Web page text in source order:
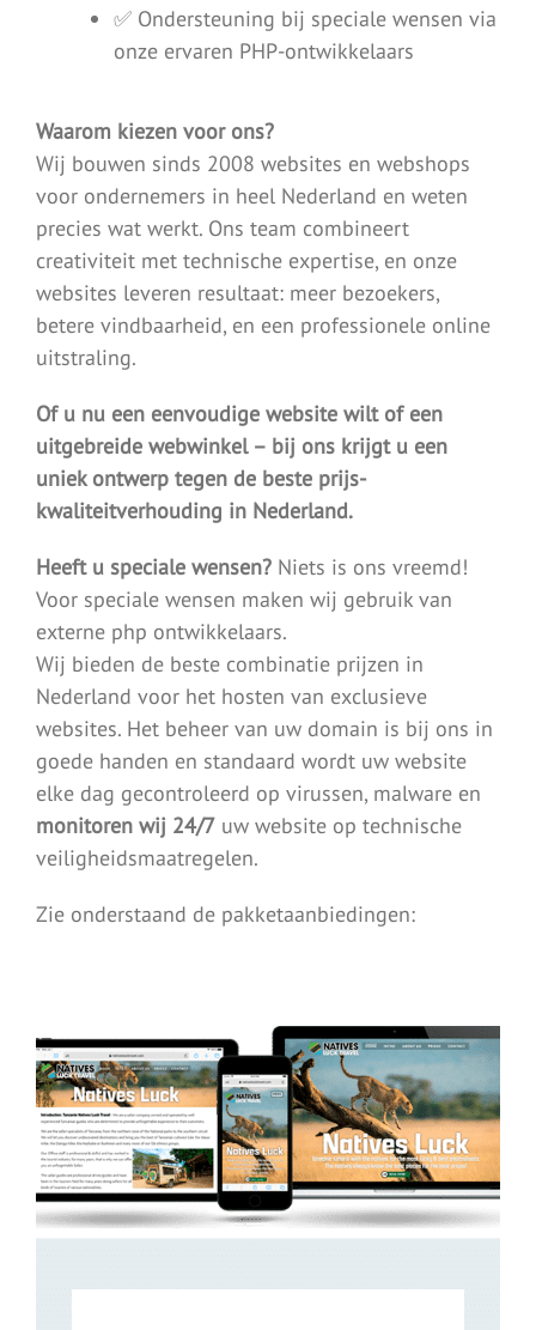
✅ Ondersteuning bij speciale wensen via
onze ervaren PHP-ontwikkelaars
Waarom kiezen voor ons?
Wij bouwen sinds 2008 websites en webshops
voor ondernemers in heel Nederland en weten
precies wat werkt. Ons team combineert
creativiteit met technische expertise, en onze
websites leveren resultaat: meer bezoekers,
betere vindbaarheid, en een professionele online
uitstraling.
Of u nu een eenvoudige website wilt of een
uitgebreide webwinkel – bij ons krijgt u een
uniek ontwerp tegen de beste prijs-
kwaliteitverhouding in Nederland.
Heeft u speciale wensen? Niets is ons vreemd!
Voor speciale wensen maken wij gebruik van
externe php ontwikkelaars.
Wij bieden de beste combinatie prijzen in
Nederland voor het hosten van exclusieve
websites. Het beheer van uw domain is bij ons in
goede handen en standaard wordt uw website
elke dag gecontroleerd op virussen, malware en
monitoren wij 24/7 uw website op technische
veiligheidsmaatregelen.
Zie onderstaand de pakketaanbiedingen: